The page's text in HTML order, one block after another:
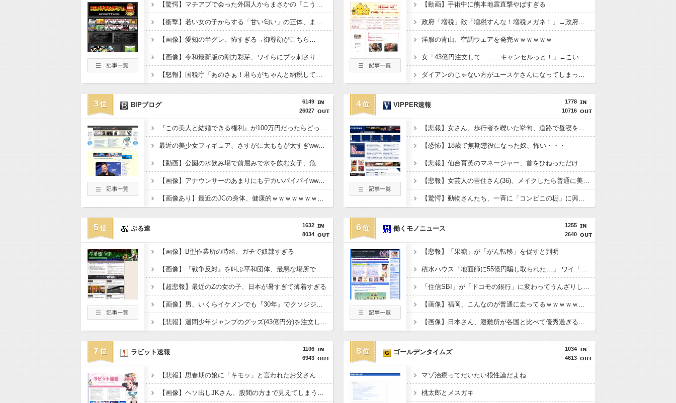
【驚愕】マチアプで会った外国人からまさかの『こう』言われたんやがこれワイ詰みか？？？？？？？
【衝撃】若い女の子からする「甘い匂い」の正体、まさか分からないDTなんておらんよな？よな？w w w w w w w w w w w
【画像】愛知の半グレ、怖すぎる→御尊顔がこちら…
【画像】令和最新版の剛力彩芽、ワイらにブッ刺さりまくりと話題にw w w w w w w w w w w w w
【怒報】国税庁「あのさぁ！君らがちゃんと納税してくれないとこうなっちゃうけどどうする？！」←これw w w w w w w w
【動画】手術中に熊本地震直撃やばすぎる
政府「増税」敵「増税すんな！増税メガネ！」→政府「減税」敵「減税すんな！社会保障どうなる！」
洋服の青山、空調ウェアを発売ｗｗｗｗｗｗ
女「43億円注文して………キャンセルっと！」←こいつの目的
ダイアンのじゃない方がユースケさんになってしまっているという事実←これ
3
6149
26027
BIPブログ
『この美人と結婚できる権利』が100万円だったらどっち選ぶwwwww
最近の美少女フィギュア、さすがに太ももが太すぎwwwww
【動画】公園の水飲み場で前屈みで水を飲む女子、危うく乳が見えてしまう
【画像】アナウンサーのあまりにもデカいパイパイwwwwwwww
【画像あり】最近のJCの身体、健康的ｗｗｗｗｗｗｗｗｗｗｗｗｗｗｗ
4
1778
10716
VIPPER速報
【悲報】女さん、歩行者を轢いた挙句、道路で昼寝をしようとしてしまう
【恐怖】18歳で無期懲役になった奴、怖い・・・
【悲報】仙台育英のマネージャー、首をひねっただけでなぜかウインクしたことにされてしまう
【悲報】女芸人の吉住さん(36)、メイクしたら普通に美人の部類だったと判明
【驚愕】動物さんたち、一斉に「コンビニの棚」に興味を示し始める・・・
5
1632
8034
ぶる速
【画像】B型作業所の時給、ガチで奴隷すぎる
【画像】『戦争反対』を叫ぶ平和団体、最悪な場所でデモをしてしまう
【超悲報】最近のZの女の子、日本が暑すぎて薄着すぎる
【画像】男、いくらイケメンでも『30年』でクソジジいになってしまう
【悲報】週間少年ジャンプのグッズ(43億円分)を注文し全てキャンセルした女逮捕・・・
6
1255
2640
働くモノニュース
【悲報】「果糖」が「がん転移」を促すと判明
積水ハウス「地面師に55億円騙し取られた…」 ワイ「はえーかわいそう…会社滅茶苦茶やろなぁ」
「住信SBI」が「ドコモの銀行」に変わってうんざりしてるやつｗｗｗｗｗｗｗ
【画像】福岡、こんなのが普通に走ってるｗｗｗｗｗｗｗｗｗｗｗｗｗｗｗｗ
【画像】日本さん、避難所が各国と比べて優秀過ぎると話題に
7
1106
6943
ラビット速報
【悲報】思春期の娘に「キモッ」と言われたお父さん、グレる
【画像】ヘソ出しJKさん、股間の方まで見えてしまうｗｗｗｗｗｗｗｗｗ
8
1034
4613
ゴールデンタイムズ
マゾ治療ってだいたい根性論だよね
桃太郎とメスガキ